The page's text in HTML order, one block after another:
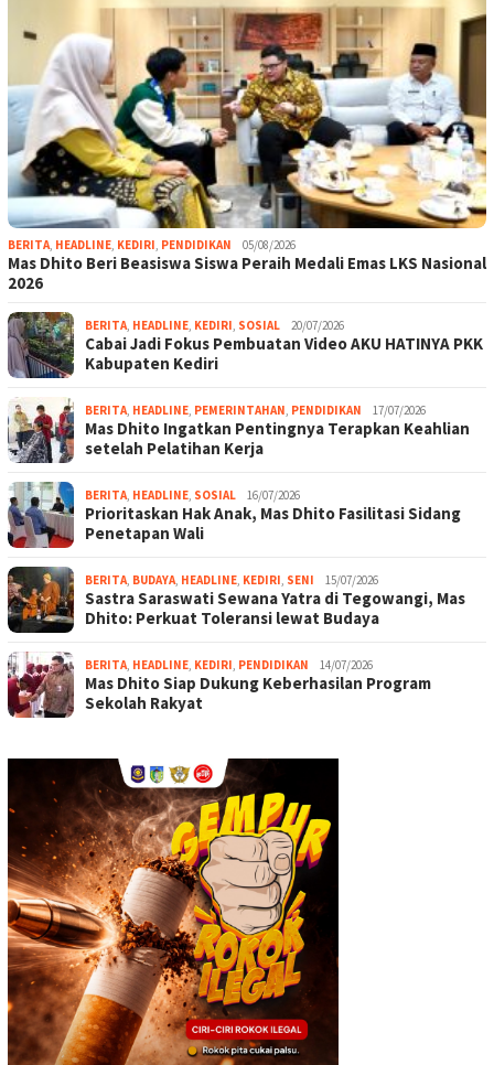
BERITA, HEADLINE, KEDIRI, PENDIDIKAN 05/08/2026
Mas Dhito Beri Beasiswa Siswa Peraih Medali Emas LKS Nasional
2026
BERITA, HEADLINE, KEDIRI, SOSIAL 20/07/2026
Cabai Jadi Fokus Pembuatan Video AKU HATINYA PKK
Kabupaten Kediri
BERITA, HEADLINE, PEMERINTAHAN, PENDIDIKAN 17/07/2026
Mas Dhito Ingatkan Pentingnya Terapkan Keahlian
setelah Pelatihan Kerja
BERITA, HEADLINE, SOSIAL 16/07/2026
Prioritaskan Hak Anak, Mas Dhito Fasilitasi Sidang
Penetapan Wali
BERITA, BUDAYA, HEADLINE, KEDIRI, SENI 15/07/2026
Sastra Saraswati Sewana Yatra di Tegowangi, Mas
Dhito: Perkuat Toleransi lewat Budaya
BERITA, HEADLINE, KEDIRI, PENDIDIKAN 14/07/2026
Mas Dhito Siap Dukung Keberhasilan Program
Sekolah Rakyat